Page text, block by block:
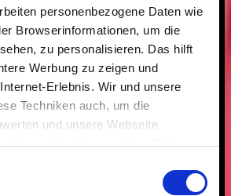
personenbezogene Daten wie
Browserinformationen, um die
zu personalisieren. Das hilft
Werbung zu zeigen und
Erlebnis. Wir und unsere
Techniken auch, um die
und unsere Webseite
Ihre Privatsphäre. Daher